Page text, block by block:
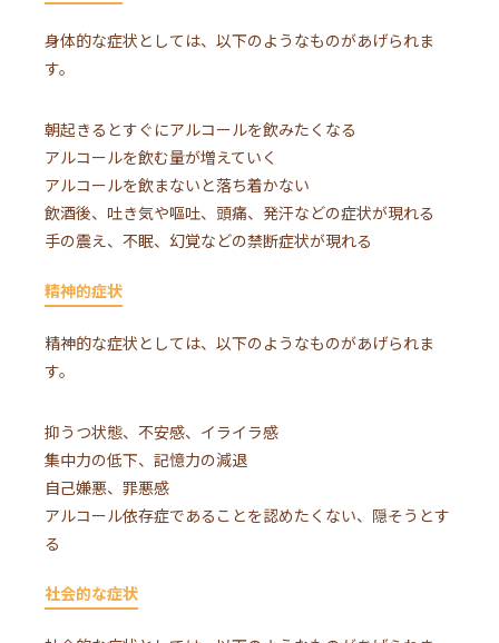
身体的な症状としては、以下のようなものがあげられま
す。
朝起きるとすぐにアルコールを飲みたくなる
アルコールを飲む量が増えていく
アルコールを飲まないと落ち着かない
飲酒後、吐き気や嘔吐、頭痛、発汗などの症状が現れる
手の震え、不眠、幻覚などの禁断症状が現れる
精神的症状
精神的な症状としては、以下のようなものがあげられま
す。
抑うつ状態、不安感、イライラ感
集中力の低下、記憶力の減退
自己嫌悪、罪悪感
アルコール依存症であることを認めたくない、隠そうとす
る
社会的な症状